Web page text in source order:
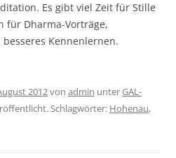
Es gibt viel Zeit für Stille
für Dharma-Vorträge,
Kennenlernen.
2012von admin unterGAL-
Schlagwörter: Hohenau,